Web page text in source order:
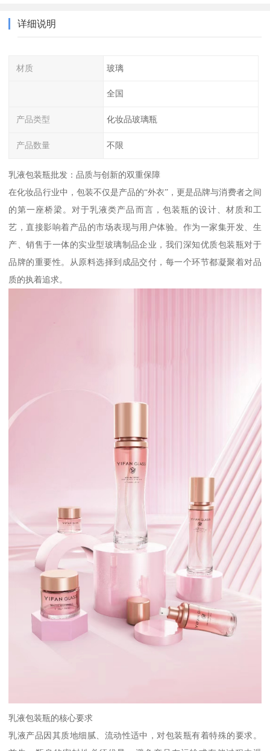
详细说明
材质 玻璃
全国
产品类型 化妆品玻璃瓶
产品数量 不限
乳液包装瓶批发：品质与创新的双重保障
在化妆品行业中，包装不仅是产品的“外衣”，更是品牌与消费者之间
的第一座桥梁。对于乳液类产品而言，包装瓶的设计、材质和工
艺，直接影响着产品的市场表现与用户体验。作为一家集开发、生
产、销售于一体的实业型玻璃制品企业，我们深知优质包装瓶对于
品牌的重要性。从原料选择到成品交付，每一个环节都凝聚着对品
质的执着追求。
乳液包装瓶的核心要求
乳液产品因其质地细腻、流动性适中，对包装瓶有着特殊的要求。